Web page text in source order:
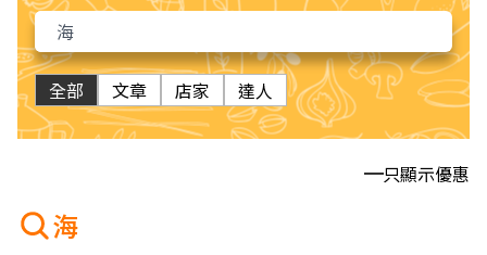
全部 文章 店家 達人
只顯示優惠
海